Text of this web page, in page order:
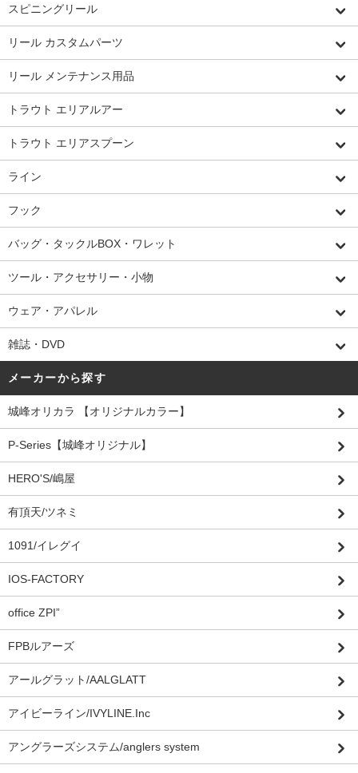
スピニングリール
リール カスタムパーツ
リール メンテナンス用品
トラウト エリアルアー
トラウト エリアスプーン
ライン
フック
バッグ・タックルBOX・ワレット
ツール・アクセサリー・小物
ウェア・アパレル
雑誌・DVD
メーカーから探す
城峰オリカラ 【オリジナルカラー】
P-Series【城峰オリジナル】
HERO'S/嶋屋
有頂天/ツネミ
1091/イレグイ
IOS-FACTORY
office ZPI”
FPBルアーズ
アールグラット/AALGLATT
アイビーライン/IVYLINE.Inc
アングラーズシステム/anglers system